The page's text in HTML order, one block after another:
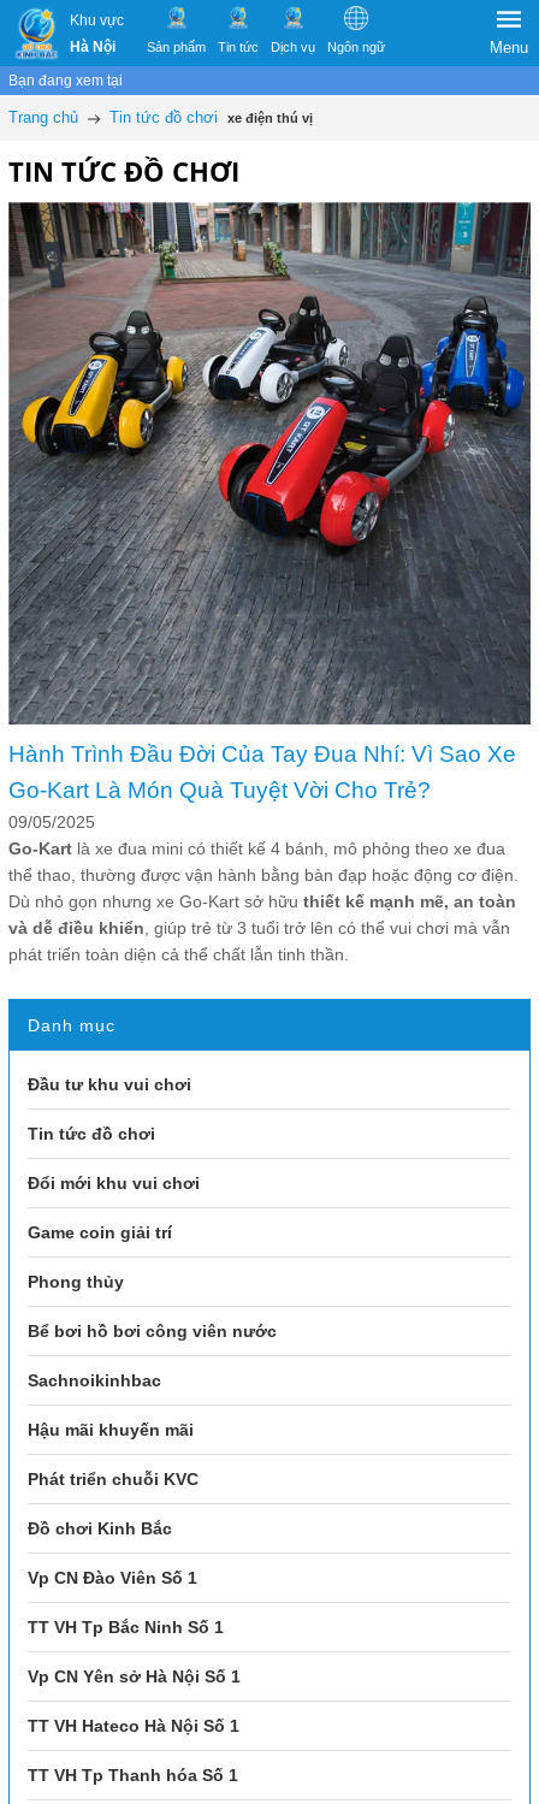
Khu vực
Hà Nội
Sản phẩm Tin tức Dịch vụ Ngôn ngữ Menu
Bạn đang xem tại
Trang chủ Tin tức đồ chơi xe điện thú vị
TIN TỨC ĐỒ CHƠI
Hành Trình Đầu Đời Của Tay Đua Nhí: Vì Sao Xe
Go-Kart Là Món Quà Tuyệt Vời Cho Trẻ?
09/05/2025
Go-Kart là xe đua mini có thiết kế 4 bánh, mô phỏng theo xe đua
thể thao, thường được vận hành bằng bàn đạp hoặc động cơ điện.
Dù nhỏ gọn nhưng xe Go-Kart sở hữu thiết kế mạnh mẽ, an toàn
và dễ điều khiển , giúp trẻ từ 3 tuổi trở lên có thể vui chơi mà vẫn
phát triển toàn diện cả thể chất lẫn tinh thần.
Danh mục
Đầu tư khu vui chơi
Tin tức đồ chơi
Đổi mới khu vui chơi
Game coin giải trí
Phong thủy
Bể bơi hồ bơi công viên nước
Sachnoikinhbac
Hậu mãi khuyến mãi
Phát triển chuỗi KVC
Đồ chơi Kinh Bắc
Vp CN Đào Viên Số 1
TT VH Tp Bắc Ninh Số 1
Vp CN Yên sở Hà Nội Số 1
TT VH Hateco Hà Nội Số 1
TT VH Tp Thanh hóa Số 1